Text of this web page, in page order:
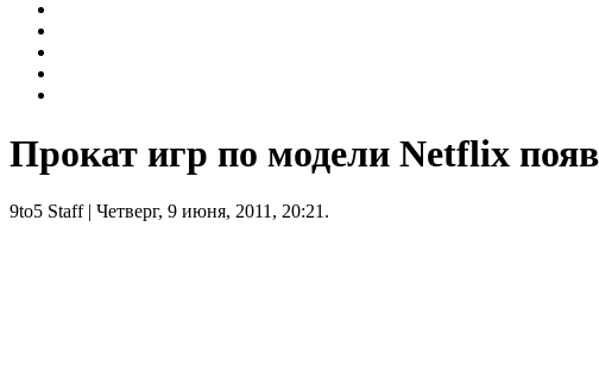
Прокат игр по модели Netflix
9to5 Staff| Четверг, 9 июня, 2011, 20:21.